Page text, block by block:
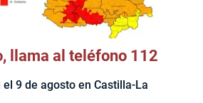
llama al teléfono 112
el 9 de agosto en Castilla-La